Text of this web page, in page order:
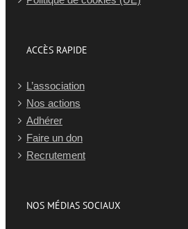
ACCÈS RAPIDE
L’association
Nos actions
Adhérer
Faire un don
Recrutement
NOS MÉDIAS SOCIAUX